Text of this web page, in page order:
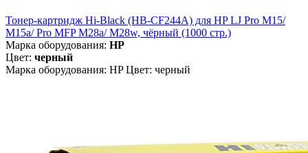
Тонер-картридж Hi-Black (HB-CF244A) для HP LJ Pro M15/
M15a/ Pro MFP M28a/ M28w, чёрный (1000 стр.)
Марка оборудования: HP
Цвет: черный
Марка оборудования: HP Цвет: черный